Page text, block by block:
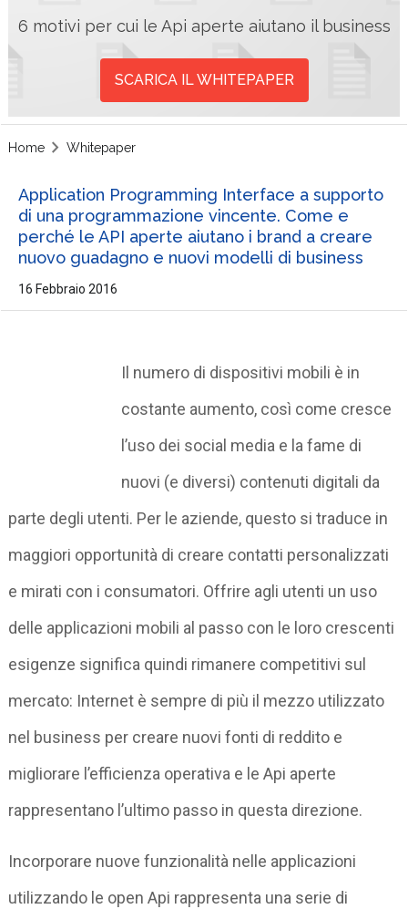
6 motivi per cui le Api aperte aiutano il business
SCARICA IL WHITEPAPER
Home Whitepaper
Application Programming Interface a supporto
di una programmazione vincente. Come e
perché le API aperte aiutano i brand a creare
nuovo guadagno e nuovi modelli di business
16 Febbraio 2016
Il numero di dispositivi mobili è in
costante aumento, così come cresce
l’uso dei social media e la fame di
nuovi (e diversi) contenuti digitali da
parte degli utenti. Per le aziende, questo si traduce in
maggiori opportunità di creare contatti personalizzati
e mirati con i consumatori. Offrire agli utenti un uso
delle applicazioni mobili al passo con le loro crescenti
esigenze significa quindi rimanere competitivi sul
mercato: Internet è sempre di più il mezzo utilizzato
nel business per creare nuovi fonti di reddito e
migliorare l’efficienza operativa e le Api aperte
rappresentano l’ultimo passo in questa direzione.
Incorporare nuove funzionalità nelle applicazioni
utilizzando le open Api rappresenta una serie di